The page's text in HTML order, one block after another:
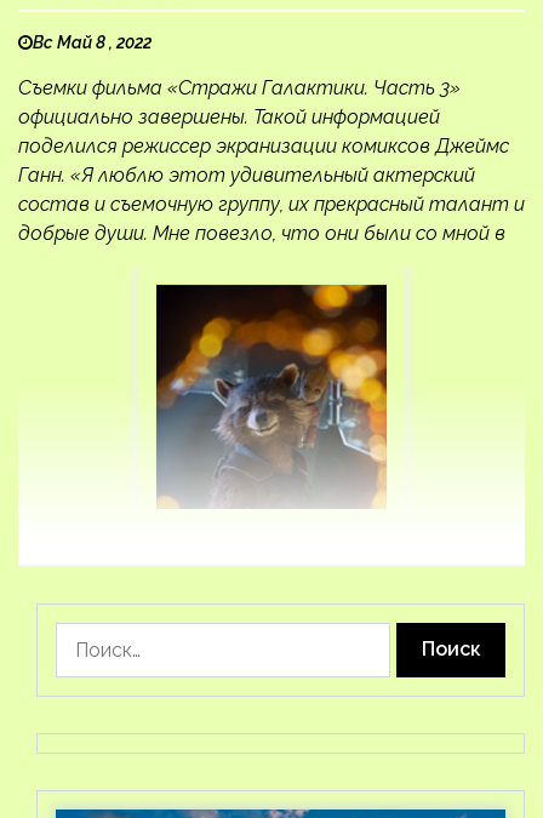
Вс Май 8 , 2022
Съемки фильма «Стражи Галактики. Часть 3»
официально завершены. Такой информацией
поделился режиссер экранизации комиксов Джеймс
Ганн. «Я люблю этот удивительный актерский
состав и съемочную группу, их прекрасный талант и
добрые души. Мне повезло, что они были со мной в